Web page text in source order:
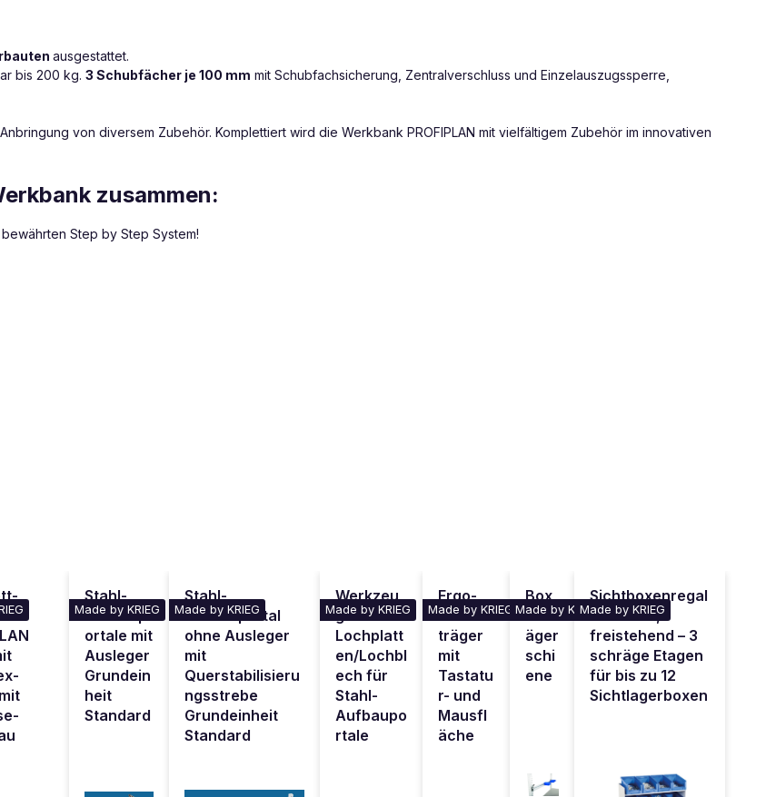
ausgestattet.
bis 200 kg. 3 Schubfächer je 100 mm mit Schubfachsicherung, Zentralverschluss und Einzelauszugssperre,
von diversem Zubehör. Komplettiert wird die Werkbank PROFIPLAN mit vielfältigem Zubehör im innovativen
zusammen:
Step by Step System!
Made by KRIEG
Stahl-
Aufbaup
ortale mit
Ausleger
Grundein
heit
Standard
Made by KRIEG
Stahl-
Aufbauportal
ohne Ausleger
mit
Querstabilisieru
ngsstrebe
Grundeinheit
Standard
Made by KRIEG
Werkzeu
g-
Lochplatt
en/Lochbl
ech für
Stahl-
Aufbaupo
rtale
Made by KRIEG
Ergo-
Monitor
träger
mit
Tastatu
r- und
Mausfl
äche
Made by KRIEG
Box
entr
äger
schi
ene
Made by KRIEG
Sichtboxenregal
aus Stahl,
freistehend – 3
schräge Etagen
für bis zu 12
Sichtlagerboxen